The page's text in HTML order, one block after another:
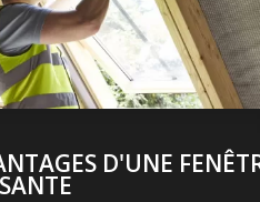
D'UNE